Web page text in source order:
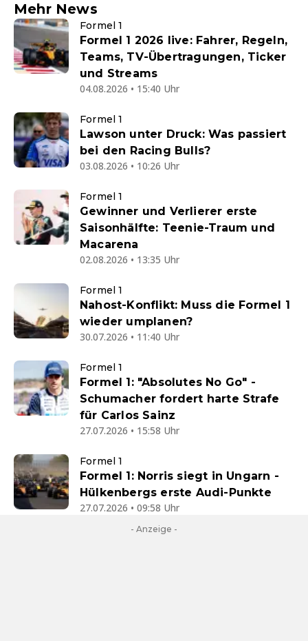
Mehr News
Formel 1
Formel 1 2026 live: Fahrer, Regeln,
Teams, TV-Übertragungen, Ticker
und Streams
04.08.2026 • 15:40 Uhr
Formel 1
Lawson unter Druck: Was passiert
bei den Racing Bulls?
03.08.2026 • 10:26 Uhr
Formel 1
Gewinner und Verlierer erste
Saisonhälfte: Teenie-Traum und
Macarena
02.08.2026 • 13:35 Uhr
Formel 1
Nahost-Konflikt: Muss die Formel 1
wieder umplanen?
30.07.2026 • 11:40 Uhr
Formel 1
Formel 1: "Absolutes No Go" -
Schumacher fordert harte Strafe
für Carlos Sainz
27.07.2026 • 15:58 Uhr
Formel 1
Formel 1: Norris siegt in Ungarn -
Hülkenbergs erste Audi-Punkte
27.07.2026 • 09:58 Uhr
- Anzeige -